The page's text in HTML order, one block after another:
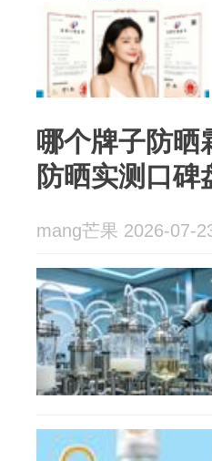
哪个牌子防晒
防晒实测口碑
mang芒果 2026-07-